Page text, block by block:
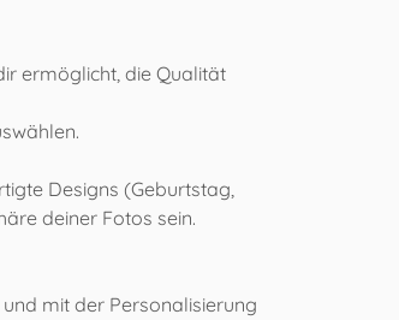
ermöglicht, die Qualität
Designs (Geburtstag,
deiner Fotos sein.
mit der Personalisierung